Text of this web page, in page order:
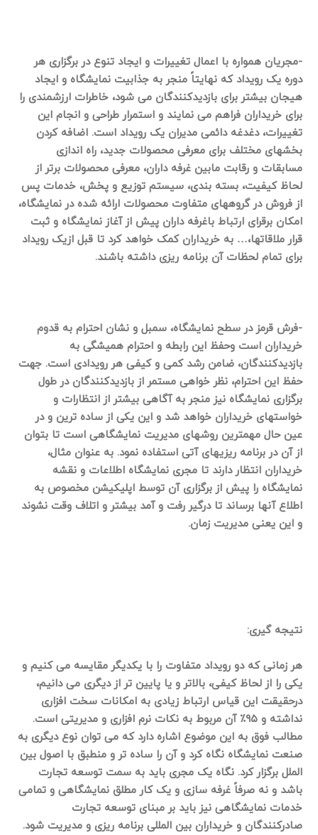
-مجریان همواره با اعمال تغییرات و ایجاد تنوع در برگزاری هر
دوره یک رویداد که نهایتاً منجر به جذابیت نمایشگاه و ایجاد
هیجان بیشتر برای بازدیدکنندگان می شود، خاطرات ارزشمندی را
برای خریداران فراهم می نمایند و استمرار طراحی و انجام این
تغییرات، دغدغه دائمی مدیران یک رویداد است. اضافه کردن
بخشهای مختلف برای معرفی محصولات جدید، راه اندازی
مسابقات و رقابت مابین غرفه داران، معرفی محصولات برتر از
لحاظ کیفیت، بسته بندی، سیستم توزیع و پخش، خدمات پس
از فروش در گروههای متفاوت محصولات ارائه شده در نمایشگاه،
امکان برقرای ارتباط باغرفه داران پیش از آغاز نمایشگاه و ثبت
قرار ملاقاتها،… به خریداران کمک خواهد کرد تا قبل ازیک رویداد
برای تمام لحظات آن برنامه ریزی داشته باشند.
-فرش قرمز در سطح نمایشگاه، سمبل و نشان احترام به قدوم
خریداران است وحفظ این رابطه و احترام همیشگی به
بازدیدکنندگان، ضامن رشد کمی و کیفی هر رویدادی است. جهت
حفظ این احترام، نظر خواهی مستمر از بازدیدکنندگان در طول
برگزاری نمایشگاه نیز منجر به آگاهی بیشتر از انتظارات و
خواستهای خریداران خواهد شد و این یکی از ساده ترین و در
عین حال مهمترین روشهای مدیریت نمایشگاهی است تا بتوان
از آن در برنامه ریزیهای آتی استفاده نمود. به عنوان مثال،
خریداران انتظار دارند تا مجری نمایشگاه اطلاعات و نقشه
نمایشگاه را پیش از برگزاری آن توسط اپلیکیشن مخصوص به
اطلاع آنها برساند تا درگیر رفت و آمد بیشتر و اتلاف وقت نشوند
و این یعنی مدیریت زمان.
نتیجه گیری:
هر زمانی که دو رویداد متفاوت را با یکدیگر مقایسه می کنیم و
یکی را از لحاظ کیفی، بالاتر و یا پایین تر از دیگری می دانیم،
درحقیقت این قیاس ارتباط زیادی به امکانات سخت افزاری
نداشته و ۹۵٪ آن مربوط به نکات نرم افزاری و مدیریتی است.
مطالب فوق به این موضوع اشاره دارد که می توان نوع دیگری به
صنعت نمایشگاه نگاه کرد و آن را ساده تر و منطبق با اصول بین
الملل برگزار کرد. نگاه یک مجری باید به سمت توسعه تجارت
باشد و نه صرفاً غرفه سازی و یک کار مطلق نمایشگاهی و تمامی
خدمات نمایشگاهی نیز باید بر مبنای توسعه تجارت
صادرکنندگان و خریداران بین المللی برنامه ریزی و مدیریت شود.